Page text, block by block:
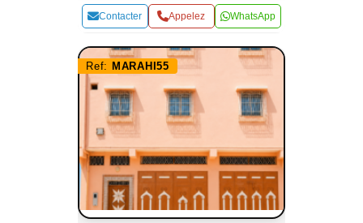
Contacter Appelez WhatsApp
Ref: MARAHI55